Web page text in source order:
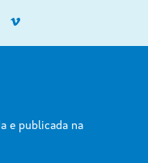
e publicada na